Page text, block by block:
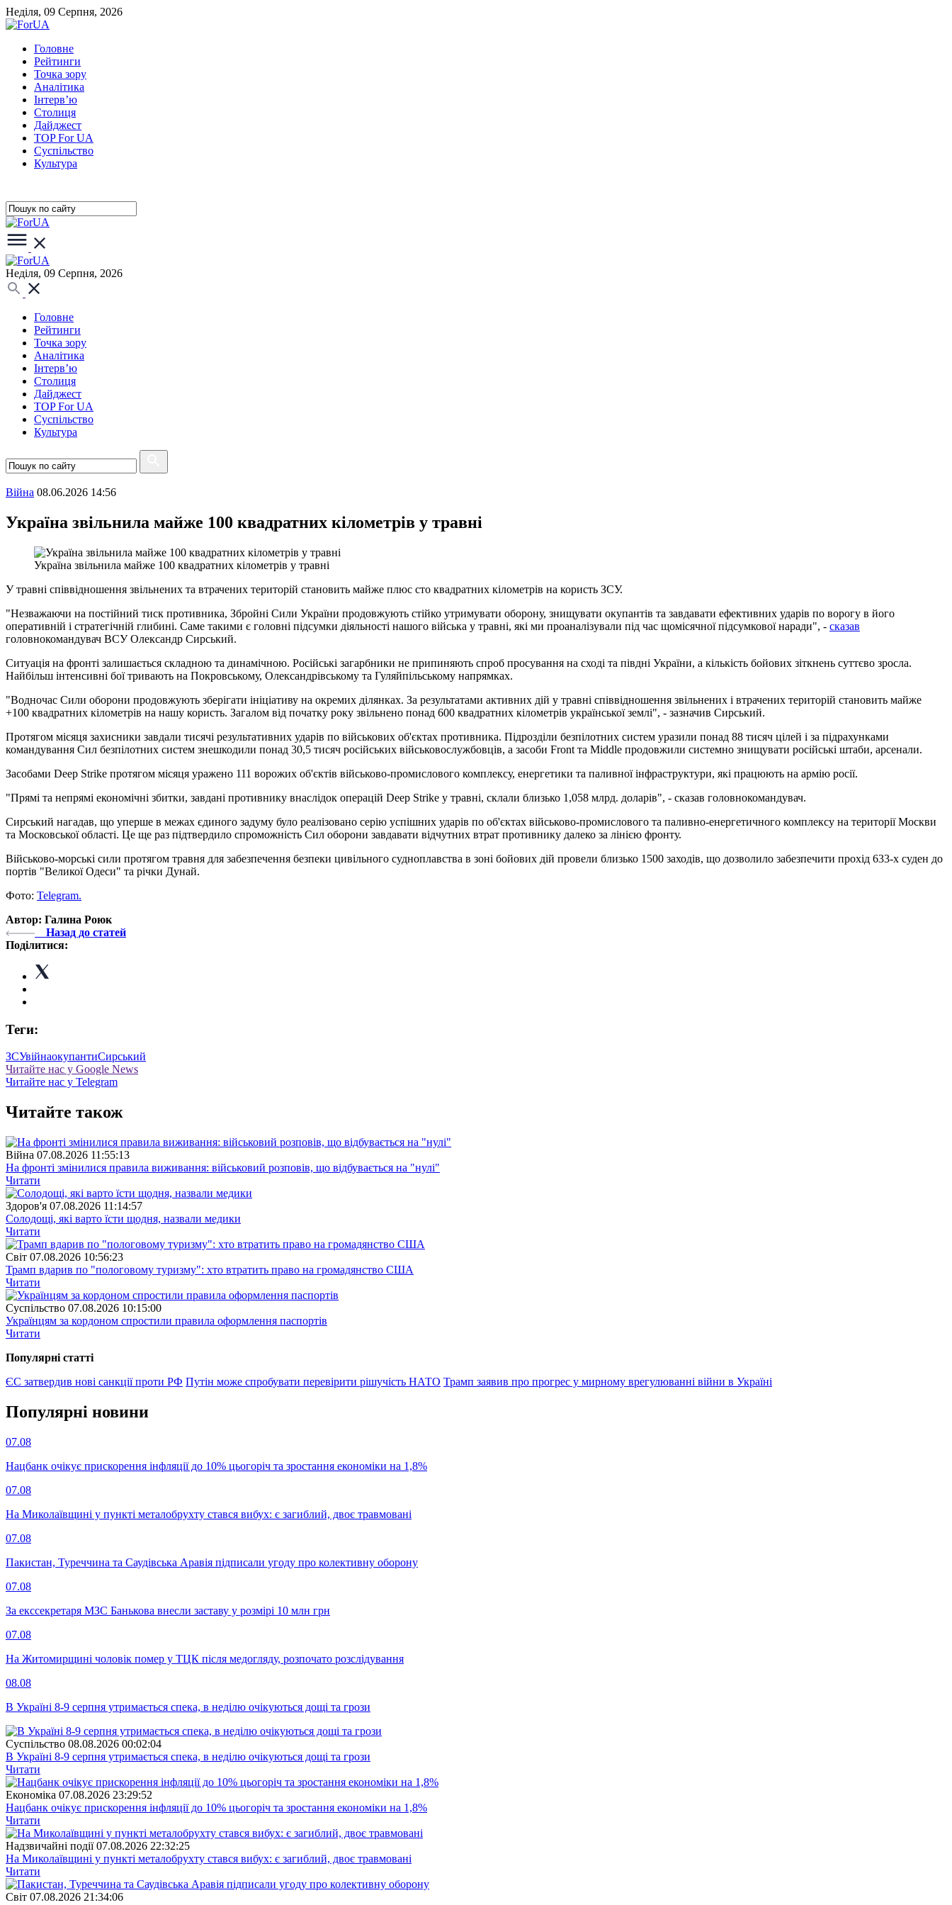
Неділя, 09 Серпня, 2026
Головне
Рейтинги
Точка зору
Аналітика
Інтерв’ю
Столиця
Дайджест
TOP For UA
Суспiльство
Культура
Неділя, 09 Серпня, 2026
Головне
Рейтинги
Точка зору
Аналітика
Інтерв’ю
Столиця
Дайджест
TOP For UA
Суспiльство
Культура
Війна 08.06.2026 14:56
Україна звільнила майже 100 квадратних кілометрів у травні
Україна звільнила майже 100 квадратних кілометрів у травні
У травні співвідношення звільнених та втрачених територій становить майже плюс сто квадратних кілометрів на користь ЗСУ.
"Незважаючи на постійний тиск противника, Збройні Сили України продовжують стійко утримувати оборону, знищувати окупантів та завдавати ефективних ударів по ворогу в його
оперативній і стратегічній глибині. Саме такими є головні підсумки діяльності нашого війська у травні, які ми проаналізували під час щомісячної підсумкової наради", - сказав
головнокомандувач ВСУ Олександр Сирський.
Ситуація на фронті залишається складною та динамічною. Російські загарбники не припиняють спроб просування на сході та півдні України, а кількість бойових зіткнень суттєво зросла.
Найбільш інтенсивні бої тривають на Покровському, Олександрівському та Гуляйпільському напрямках.
"Водночас Сили оборони продовжують зберігати ініціативу на окремих ділянках. За результатами активних дій у травні співвідношення звільнених і втрачених територій становить майже
+100 квадратних кілометрів на нашу користь. Загалом від початку року звільнено понад 600 квадратних кілометрів української землі", - зазначив Сирський.
Протягом місяця захисники завдали тисячі результативних ударів по військових об'єктах противника. Підрозділи безпілотних систем уразили понад 88 тисяч цілей і за підрахунками
командування Сил безпілотних систем знешкодили понад 30,5 тисяч російських військовослужбовців, а засоби Front та Middle продовжили системно знищувати російські штаби, арсенали.
Засобами Deep Strike протягом місяця уражено 111 ворожих об'єктів військово-промислового комплексу, енергетики та паливної інфраструктури, які працюють на армію росії.
"Прямі та непрямі економічні збитки, завдані противнику внаслідок операцій Deep Strike у травні, склали близько 1,058 млрд. доларів", - сказав головнокомандувач.
Сирський нагадав, що уперше в межах єдиного задуму було реалізовано серію успішних ударів по об'єктах військово-промислового та паливно-енергетичного комплексу на території Москви
та Московської області. Це ще раз підтвердило спроможність Сил оборони завдавати відчутних втрат противнику далеко за лінією фронту.
Військово-морські сили протягом травня для забезпечення безпеки цивільного судноплавства в зоні бойових дій провели близько 1500 заходів, що дозволило забезпечити прохід 633-х суден до
портів "Великої Одеси" та річки Дунай.
Фото: Telegram.
Автор: Галина Роюк
Назад до статей
Поділитися:
Теги:
ЗСУвійнаокупантиСирський
Читайте нас у Google News
Читайте нас у Telegram
Читайте також
Війна 07.08.2026 11:55:13
На фронті змінилися правила виживання: військовий розповів, що відбувається на "нулі"
Читати
Здоров'я 07.08.2026 11:14:57
Солодощі, які варто їсти щодня, назвали медики
Читати
Свiт 07.08.2026 10:56:23
Трамп вдарив по "пологовому туризму": хто втратить право на громадянство США
Читати
Суспiльство 07.08.2026 10:15:00
Українцям за кордоном спростили правила оформлення паспортів
Читати
Популярнi статтi
ЄС затвердив нові санкції проти РФ Путін може спробувати перевірити рішучість НАТО Трамп заявив про прогрес у мирному врегулюванні війни в Україні
Популярнi новини
07.08
Нацбанк очікує прискорення інфляції до 10% цьогоріч та зростання економіки на 1,8%
07.08
На Миколаївщині у пункті металобрухту стався вибух: є загиблий, двоє травмовані
07.08
Пакистан, Туреччина та Саудівська Аравія підписали угоду про колективну оборону
07.08
За екссекретаря МЗС Банькова внесли заставу у розмірі 10 млн грн
07.08
На Житомирщині чоловік помер у ТЦК після медогляду, розпочато розслідування
08.08
В Україні 8-9 серпня утримається спека, в неділю очікуються дощі та грози
Суспiльство 08.08.2026 00:02:04
В Україні 8-9 серпня утримається спека, в неділю очікуються дощі та грози
Читати
Економіка 07.08.2026 23:29:52
Нацбанк очікує прискорення інфляції до 10% цьогоріч та зростання економіки на 1,8%
Читати
Надзвичайні події 07.08.2026 22:32:25
На Миколаївщині у пункті металобрухту стався вибух: є загиблий, двоє травмовані
Читати
Свiт 07.08.2026 21:34:06